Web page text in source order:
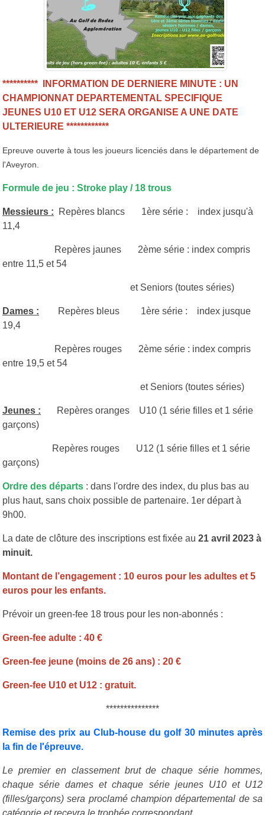
********** INFORMATION DE DERNIERE MINUTE : UN
CHAMPIONNAT DEPARTEMENTAL SPECIFIQUE
JEUNES U10 ET U12 SERA ORGANISE A UNE DATE
ULTERIEURE ************
Epreuve ouverte à tous les joueurs licenciés dans le département de
l'Aveyron.
Formule de jeu : Stroke play / 18 trous
Messieurs : Repères blancs 1ère série : index jusqu'à
11,4
Repères jaunes 2ème série : index compris
entre 11,5 et 54
et Seniors (toutes séries)
Dames : Repères bleus 1ère série : index jusque
19,4
Repères rouges 2ème série : index compris
entre 19,5 et 54
et Seniors (toutes séries)
Jeunes :
Repères oranges U10 (1 série filles et 1 série
garçons)
Repères rouges U12 (1 série filles et 1 série
garçons)
Ordre des départs : dans l'ordre des index, du plus bas au
plus haut, sans choix possible de partenaire. 1er départ à
9h00.
La date de clôture des inscriptions est fixée au 21 avril 2023 à
minuit.
Montant de l’engagement : 10 euros pour les adultes et 5
euros pour les enfants.
Prévoir un green-fee 18 trous pour les non-abonnés :
Green-fee adulte : 40 €
Green-fee jeune (moins de 26 ans) : 20 €
Green-fee U10 et U12 : gratuit.
***************
Remise des prix au Club-house du golf 30 minutes après
la fin de l'épreuve.
Le premier en classement brut de chaque série hommes,
chaque série dames et chaque série jeunes U10 et U12
(filles/garçons) sera proclamé champion départemental de sa
catégorie et recevra le trophée correspondant.